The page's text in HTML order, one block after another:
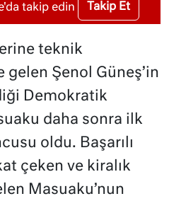
takip edin Takip Et
teknik
Şenol Güneş’in
Demokratik
daha sonra ilk
oldu. Başarılı
çeken ve kiralık
Masuaku’nun